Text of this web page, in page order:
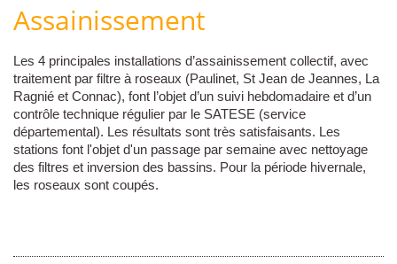
Assainissement
Les 4 principales installations d’assainissement collectif, avec
traitement par filtre à roseaux (Paulinet, St Jean de Jeannes, La
Ragnié et Connac), font l’objet d’un suivi hebdomadaire et d’un
contrôle technique régulier par le SATESE (service
départemental). Les résultats sont très satisfaisants. Les
stations font l'objet d'un passage par semaine avec nettoyage
des filtres et inversion des bassins. Pour la période hivernale,
les roseaux sont coupés.